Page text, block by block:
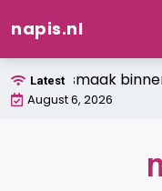
naar
de
napis.nl
Latest
smaak binnen
August 6, 2026